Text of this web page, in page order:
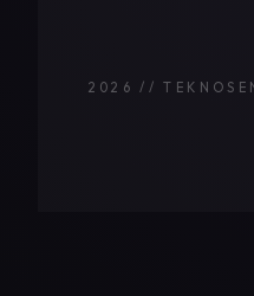
2026 //